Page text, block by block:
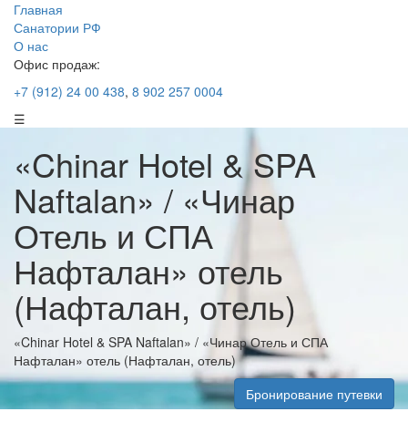
Главная
Санатории РФ
О нас
Офис продаж:
+7 (912) 24 00 438, 8 902 257 0004
☰
«Chinar Hotel & SPA
Naftalan» / «Чинар
Отель и СПА
Нафталан» отель
(Нафталан, отель)
«Chinar Hotel & SPA Naftalan» / «Чинар Отель и СПА
Нафталан» отель (Нафталан, отель)
Бронирование путевки